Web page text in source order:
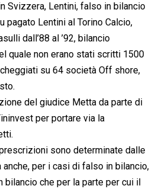
Svizzera, Lentini, falso in bilancio
pagato Lentini al Torino Calcio,
dall’88 al ’92, bilancio
quale non erano stati scritti 1500
su 64 società Off shore,
del giudice Metta da parte di
per portare via la
sono determinate dalle
anche, per i casi di falso in bilancio,
che per la parte per cui il